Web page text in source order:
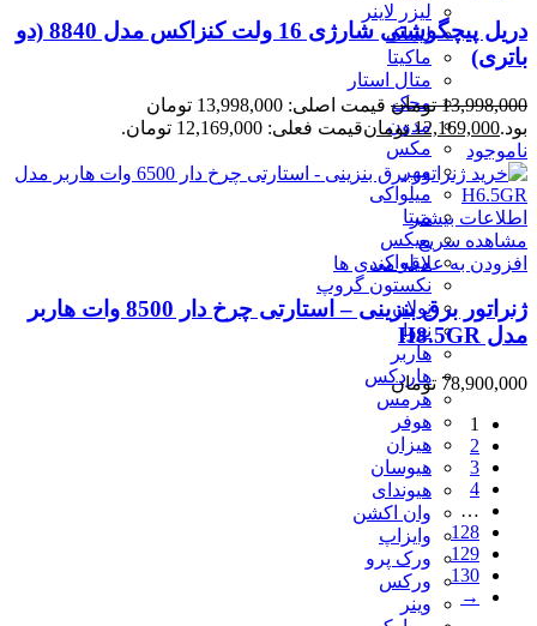
لیزر لاینر
لیماک
ماکیتا
متال استار
محک
مدون
مکس
مهر
ميلواكى
میتا
میکس
میلواکی
نکستون گروپ
نولان
نووا
هاربر
هاردکس
هرمس
هوفر
هیزان
هیوسان
هیوندای
وان اکشن
وایزاپ
ورک پرو
ورکس
وینر
دریل پیچگوشتی شارژی 16 ولت کنزاکس مدل 8840 (دو
باتری)
13,998,000 تومان
قیمت اصلی: 13,998,000 تومان
بود.12,169,000 تومانقیمت فعلی: 12,169,000 تومان.
ناموجود
اطلاعات بیشتر
مشاهده سریع
افزودن به علاقه مندی ها
ژنراتور برق بنزینی – استارتی چرخ دار 8500 وات هاربر
مدل H8.5GR
78,900,000 تومان
1
2
3
4
…
128
129
130
→